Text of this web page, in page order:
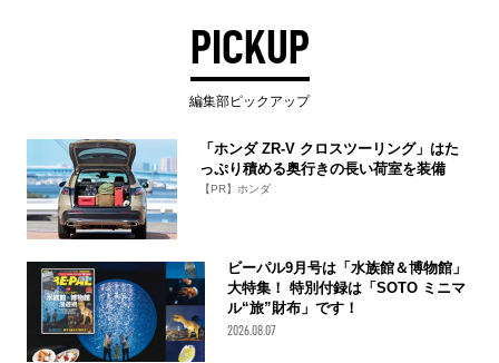
PICKUP
編集部ピックアップ
「ホンダ ZR-V クロスツーリング」はた
っぷり積める奥行きの長い荷室を装備
【PR】ホンダ
ビーパル9月号は「水族館＆博物館」
大特集！ 特別付録は「SOTO ミニマ
ル“旅”財布」です！
2026.08.07